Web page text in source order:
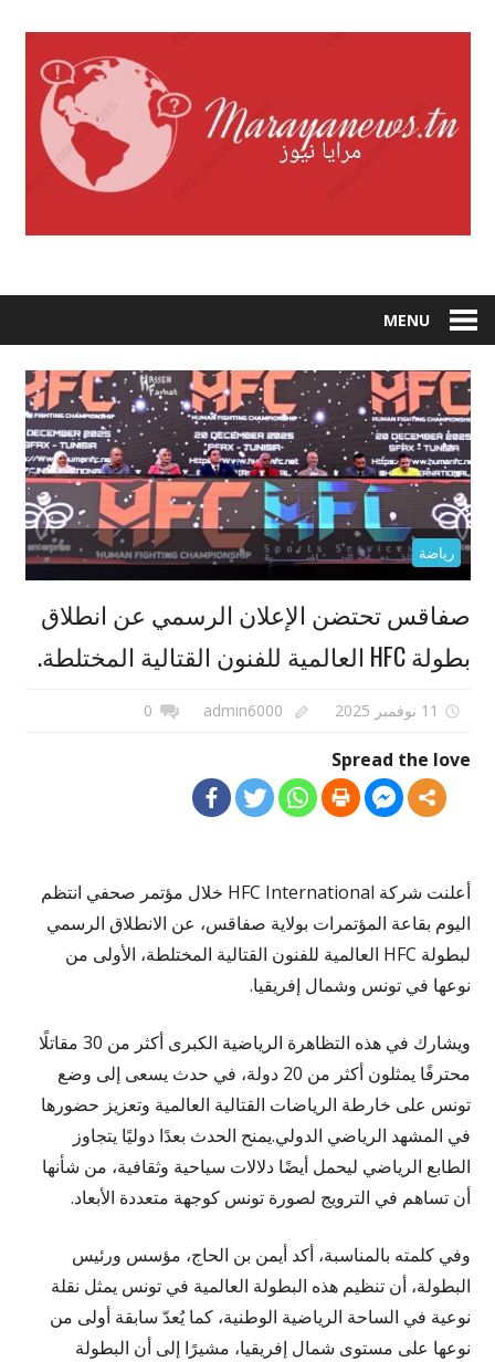
MENU
رياضة
صفاقس تحتضن الإعلان الرسمي عن انطلاق
بطولة HFC العالمية للفنون القتالية المختلطة.
11 نوفمبر 2025 admin6000
0
Spread the love
أعلنت شركة HFC International خلال مؤتمر صحفي انتظم
اليوم بقاعة المؤتمرات بولاية صفاقس، عن الانطلاق الرسمي
لبطولة HFC العالمية للفنون القتالية المختلطة، الأولى من
نوعها في تونس وشمال إفريقيا.
ويشارك في هذه التظاهرة الرياضية الكبرى أكثر من 30 مقاتلًا
محترفًا يمثلون أكثر من 20 دولة، في حدث يسعى إلى وضع
تونس على خارطة الرياضات القتالية العالمية وتعزيز حضورها
في المشهد الرياضي الدولي.يمنح الحدث بعدًا دوليًا يتجاوز
الطابع الرياضي ليحمل أيضًا دلالات سياحية وثقافية، من شأنها
أن تساهم في الترويج لصورة تونس كوجهة متعددة الأبعاد.
وفي كلمته بالمناسبة، أكد أيمن بن الحاج، مؤسس ورئيس
البطولة، أن تنظيم هذه البطولة العالمية في تونس يمثل نقلة
نوعية في الساحة الرياضية الوطنية، كما يُعدّ سابقة أولى من
نوعها على مستوى شمال إفريقيا، مشيرًا إلى أن البطولة